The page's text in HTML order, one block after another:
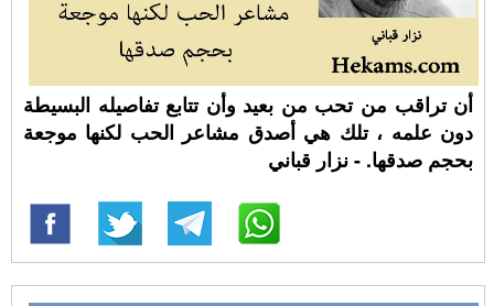
أن تراقب من تحب من بعيد وأن تتابع تفاصيله البسيطة
دون علمه ، تلك هي أصدق مشاعر الحب لكنها موجعة
بحجم صدقها. - نزار قباني